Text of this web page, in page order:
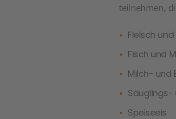
teilnehmen,
Fleisch
Fisch und
Milch- und
Säuglings-
Speiseeis